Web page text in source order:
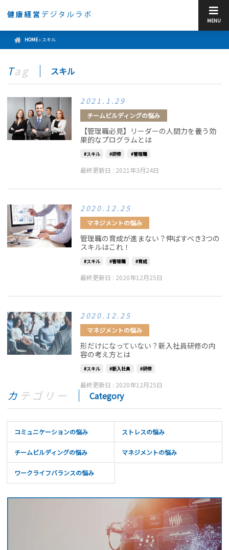
MENU
HOME» スキル
Tag スキル
2021.1.29
チームビルディングの悩み
【管理職必見】リーダーの人間力を養う効
果的なプログラムとは
スキル 研修 管理職
最終更新日 : 2021年3月24日
2020.12.25
マネジメントの悩み
管理職の育成が進まない？伸ばすべき3つの
スキルはこれ！
スキル 管理職 育成
最終更新日 : 2020年12月25日
2020.12.25
マネジメントの悩み
形だけになっていない？新入社員研修の内
容の考え方とは
スキル 新入社員 研修
最終更新日 : 2020年12月25日
カテゴリー Category
コミュニケーションの悩み ストレスの悩み
チームビルディングの悩み マネジメントの悩み
ワークライフバランスの悩み